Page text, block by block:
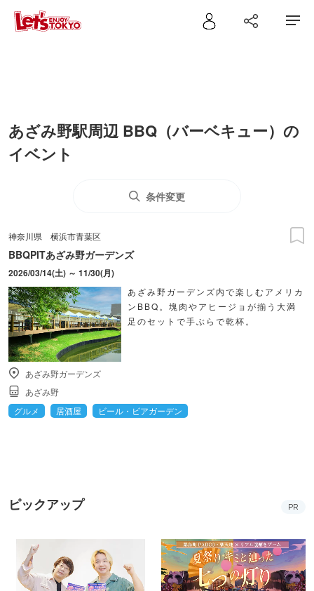
あざみ野駅周辺 BBQ（バーベキュー）の
イベント
条件変更
神奈川県 横浜市青葉区
BBQPITあざみ野ガーデンズ
2026/03/14(土) ～ 11/30(月)
あざみ野ガーデンズ内で楽しむアメリカ
ンBBQ。塊肉やアヒージョが揃う大満
足のセットで手ぶらで乾杯。
あざみ野ガーデンズ
あざみ野
グルメ
居酒屋 ビール・ビアガーデン
ピックアップ PR